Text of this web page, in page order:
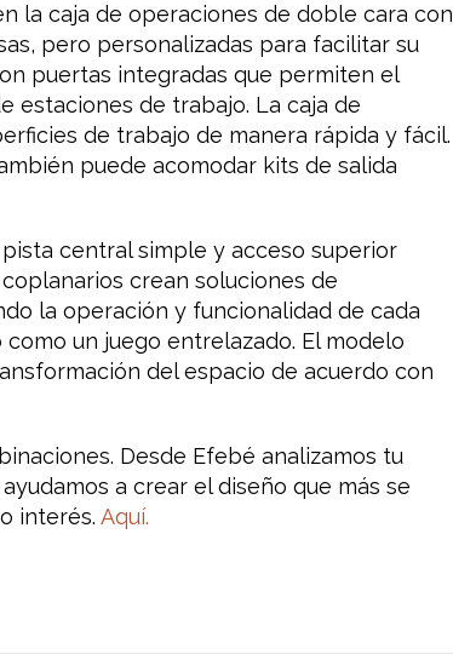
la caja de operaciones de doble cara con
pero personalizadas para facilitar su
puertas integradas que permiten el
estaciones de trabajo. La caja de
de trabajo de manera rápida y fácil.
puede acomodar kits de salida
central simple y acceso superior
crean soluciones de
la operación y funcionalidad de cada
un juego entrelazado. El modelo
del espacio de acuerdo con
Desde Efebé analizamos tu
a crear el diseño que más se
interés. Aquí.